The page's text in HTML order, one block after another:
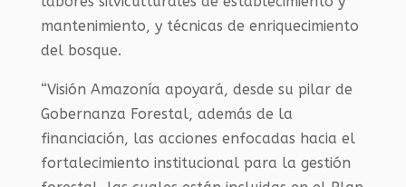
mantenimiento, y técnicas de enriquecimiento
del bosque.
“Visión Amazonía apoyará, desde su pilar de
Gobernanza Forestal, además de la
financiación, las acciones enfocadas hacia el
fortalecimiento institucional para la gestión